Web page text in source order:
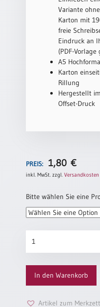
Eheschliessung
Hochzeitsjubiläum
Abendmahlszulassung
Kirchen(wieder)eintritt
Poster
Einzelposter
Hefte
Variante
Karton mit
freie
Eindruck an
(PDF-
A5
Karton
Rillung
Hergestellt
Offset-Druck
PREIS: 1,80€
inkl. MwSt. zzgl.Versandkosten
Bitte wählen Sie eine
zur
Taufe
„Vertrauen“
(altes
Motiv)
In den Warenkorb
Artikel zum